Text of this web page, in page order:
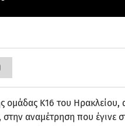
ομάδας Κ16 του Ηρακλείου,
στην αναμέτρηση που έγινε